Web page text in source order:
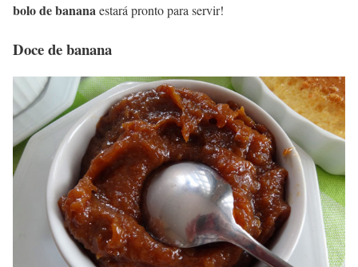
bolo de bananaestará pronto para servir!
Doce de banana